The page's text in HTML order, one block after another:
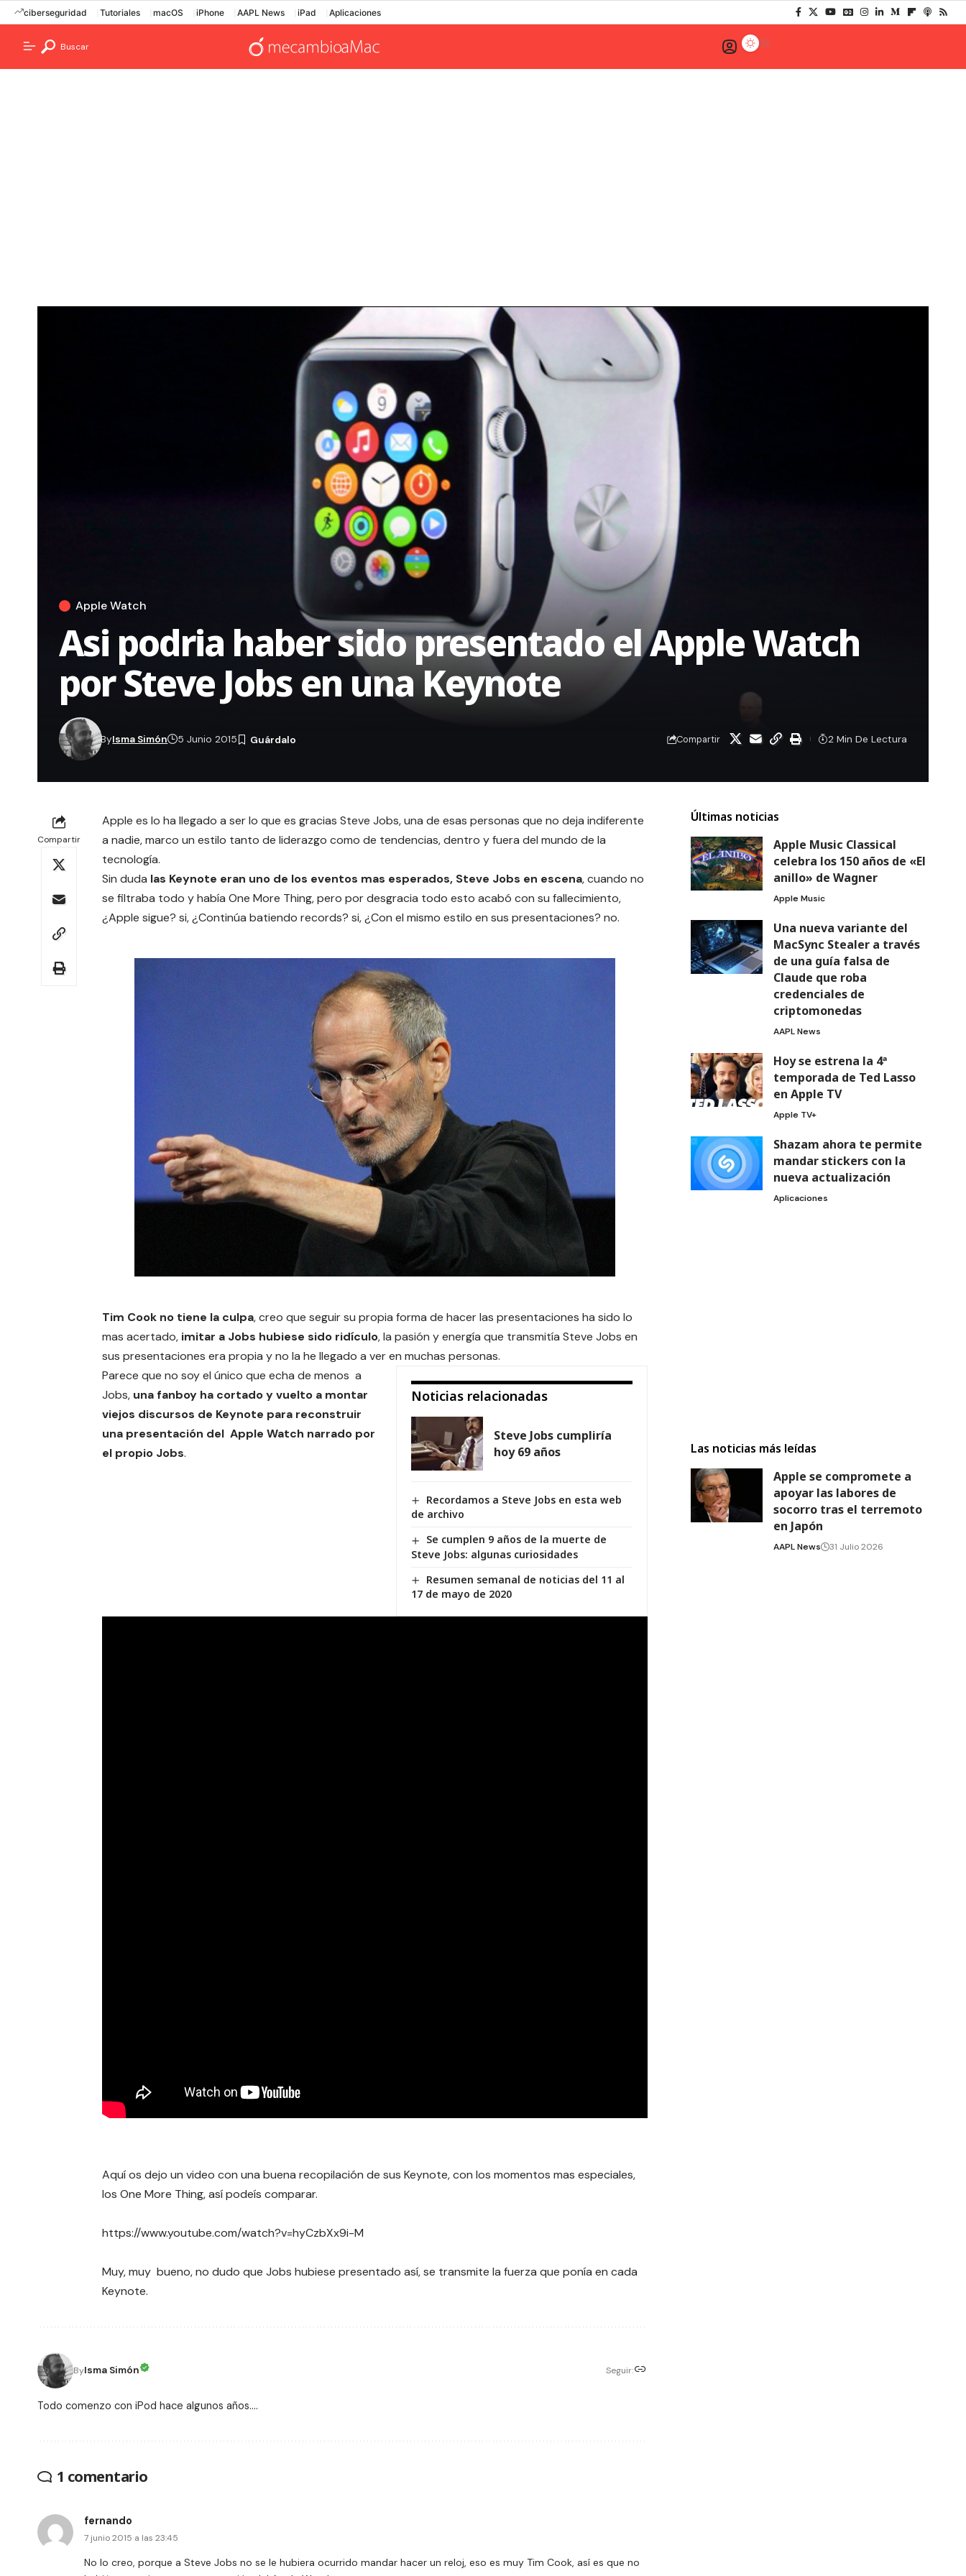
ciberseguridad Tutoriales macOS iPhone AAPL News iPad Aplicaciones
Buscar
Apple Watch
Asi podria haber sido presentado el Apple Watch
por Steve Jobs en una Keynote
ByIsma Simón 5 Junio 2015 Compartir 2 Min De Lectura
Compartir
Apple es lo ha llegado a ser lo que es gracias Steve Jobs, una de esas personas que no deja indiferente
a nadie, marco un estilo tanto de liderazgo como de tendencias, dentro y fuera del mundo de la
tecnología.
Sin duda las Keynote eran uno de los eventos mas esperados, Steve Jobs en escena, cuando no
se filtraba todo y había One More Thing, pero por desgracia todo esto acabó con su fallecimiento,
¿Apple sigue? si, ¿Continúa batiendo records? si, ¿Con el mismo estilo en sus presentaciones? no.
Tim Cook no tiene la culpa, creo que seguir su propia forma de hacer las presentaciones ha sido lo
mas acertado, imitar a Jobs hubiese sido ridículo, la pasión y energía que transmitía Steve Jobs en
sus presentaciones era propia y no la he llegado a ver en muchas personas.
Noticias relacionadas
Steve Jobs cumpliría
hoy 69 años
Recordamos a Steve Jobs en esta web
de archivo
Se cumplen 9 años de la muerte de
Steve Jobs: algunas curiosidades
Resumen semanal de noticias del 11 al
17 de mayo de 2020
Parece que no soy el único que echa de menos a
Jobs, una fanboy ha cortado y vuelto a montar
viejos discursos de Keynote para reconstruir
una presentación del Apple Watch narrado por
el propio Jobs.
Aquí os dejo un video con una buena recopilación de sus Keynote, con los momentos mas especiales,
los One More Thing, así podeís comparar.
https://www.youtube.com/watch?v=hyCzbXx9i-M
Muy, muy bueno, no dudo que Jobs hubiese presentado así, se transmite la fuerza que ponía en cada
Keynote.
ByIsma Simón Seguir:
Todo comenzo con iPod hace algunos años....
1 comentario
fernando
7 junio 2015 a las 23:45
No lo creo, porque a Steve Jobs no se le hubiera ocurrido mandar hacer un reloj, eso es muy Tim Cook, así es que no
Últimas noticias
Apple Music Classical
celebra los 150 años de «El
anillo» de Wagner
Apple Music
Una nueva variante del
MacSync Stealer a través
de una guía falsa de
Claude que roba
credenciales de
criptomonedas
AAPL News
Hoy se estrena la 4ª
temporada de Ted Lasso
en Apple TV
Apple TV+
Shazam ahora te permite
mandar stickers con la
nueva actualización
Aplicaciones
Las noticias más leídas
Apple se compromete a
apoyar las labores de
socorro tras el terremoto
en Japón
AAPL News 31 Julio 2026